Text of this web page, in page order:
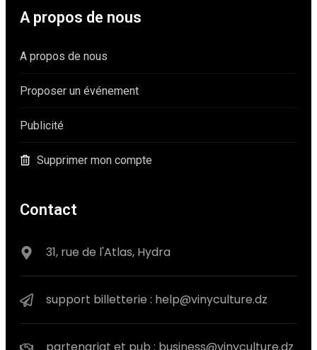
A propos de nous
A propos de nous
Proposer un événement
Publicité
Supprimer mon compte
Contact
31, rue de l'Atlas, Hydra
support billetterie : help@vinyculture.dz